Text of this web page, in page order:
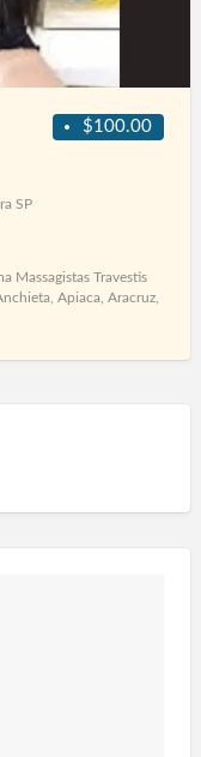
$100.00
SP
Massagistas Travestis
Apiaca, Aracruz,